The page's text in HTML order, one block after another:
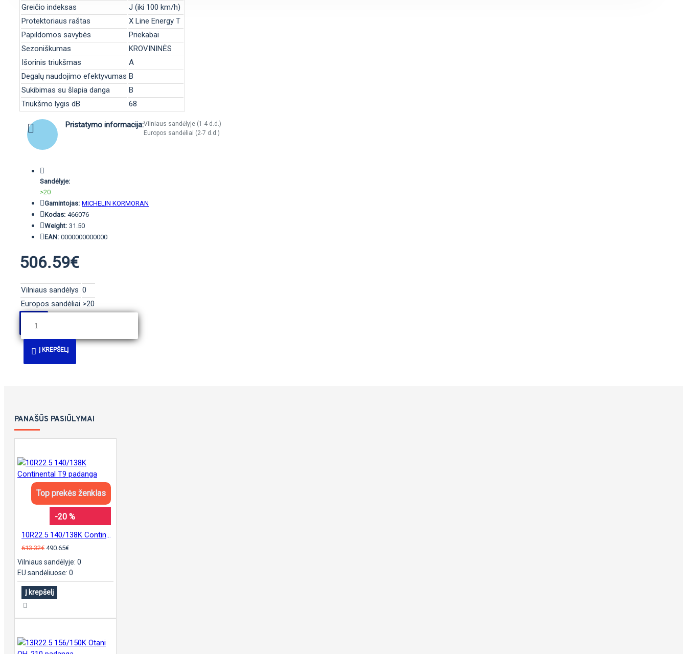
Greičio indeksas
J (iki 100 km/h)
Protektoriaus raštas
X Line Energy T
Papildomos savybės
Priekabai
Sezoniškumas
KROVININĖS
Išorinis triukšmas
A
Degalų naudojimo efektyvumas B
Sukibimas su šlapia danga
B
Triukšmo lygis dB
68
Pristatymo informacija:Vilniaus sandėlyje (1-4 d.d.)
Europos sandėliai (2-7 d.d.)
Sandėlyje:
>20
Gamintojas: MICHELIN KORMORAN
Kodas: 466076
Weight: 31.50
EAN: 0000000000000
506.59€
Vilniaus sandėlys 0
Europos sandėliai >20
Į KREPŠELĮ
PANAŠŪS PASIŪLYMAI
Top prekės ženklas
-20 %
10R22.5 140/138K Continental T9 padanga
613.32€ 490.65€
Vilniaus sandėlyje: 0
EU sandėliuose: 0
Į krepšelį